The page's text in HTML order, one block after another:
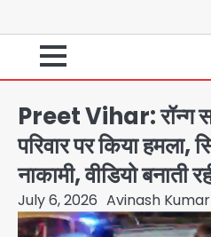
Preet Vihar: रॉन्ग
परिवार पर किया हमला,
नाकामी, वीडियो बनाती
July 6, 2026 Avinash Kumar